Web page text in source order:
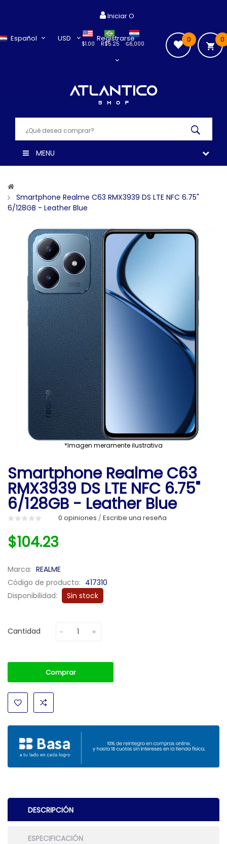
Español USD
$1.00 ₲6,000
R$5.25
Iniciar O
Registrarse 0
0
MENU
Smartphone Realme C63 RMX3939 DS LTE NFC 6.75"
6/128GB - Leather Blue
*Imagen meramente ilustrativa
Smartphone Realme C63
RMX3939 DS LTE NFC 6.75"
6/128GB - Leather Blue
0 opiniones / Escribe una reseña
$104.23
Marca: REALME
Código de producto: 417310
Disponibilidad:
Sin stock
Cantidad
Comprar
DESCRIPCIÓN
ESPECIFICACIÓN